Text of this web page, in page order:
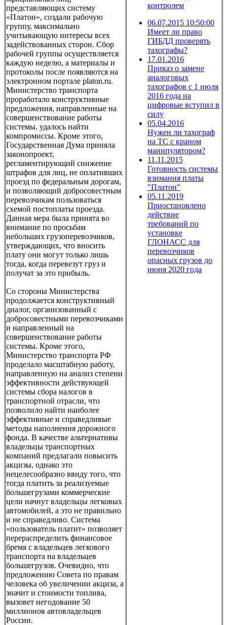
представляющих систему
«Платон», создали рабочую
группу, максимально
учитывающую интересы всех
задействованных сторон. Сбор
рабочей группы осуществляется
каждую неделю, а материалы и
протоколы после появляются на
электронном портале platon.ru.
Министерство транспорта
проработало конструктивные
предложения, направленные на
совершенствование работы
системы, удалось найти
компромиссы. Кроме этого,
Государственная Дума приняла
законопроект,
регламентирующий снижение
штрафов для лиц, не оплативших
проезд по федеральным дорогам,
и позволяющий добросовестным
перевозчикам пользоваться
схемой постоплаты проезда.
Данная мера была принята во
внимание по просьбам
небольших грузоперевозчиков,
утверждающих, что вносить
плату они могут только лишь
тогда, когда перевезут груз и
получат за это прибыль.
Со стороны Министерства
продолжается конструктивный
диалог, организованный с
добросовестными перевозчиками
и направленный на
совершенствование работы
системы. Кроме этого,
Министерство транспорта РФ
проделало масштабную работу,
направленную на анализ степени
эффективности действующей
системы сбора налогов в
транспортной отрасли, что
позволило найти наиболее
эффективные и справедливые
методы наполнения дорожного
фонда. В качестве альтернативы
владельцы транспортных
компаний предлагали повысить
акцизы, однако это
нецелесообразно ввиду того, что
тогда платить за реализуемые
большегрузами коммерческие
цели начнут владельцы легковых
автомобилей, а это не правильно
и не справедливо. Система
«пользователь платит» позволяет
перераспределить финансовое
бремя с владельцев легкового
транспорта на владельцев
большегрузов. Очевидно, что
предложению Совета по правам
человека об увеличении акциза, а
значит и стоимости топлива,
вызовет негодование 50
миллионов автовладельцев
России.
контролем
06.07.2015 10:50:00
Имеет ли право
ГИБДД проверять
тахографы?
17.01.2016
Приказ о замене
аналоговых
тахографов с 1 июля
2016 года на
цифровые вступил в
силу
05.04.2016
Нужен ли тахограф
на ТС с краном
манипулятором?
11.11.2015
Готовность системы
взимания платы
"Платон"
05.11.2019
Приостановлено
действие
требований по
установке
ГЛОНАСС для
перевозчиков
опасных грузов до
июня 2020 года